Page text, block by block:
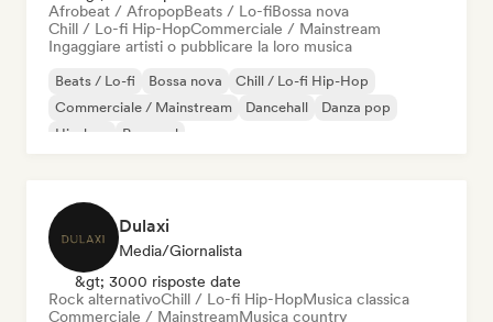
Afrobeat / AfropopBeats / Lo-fiBossa nova
Chill / Lo-fi Hip-HopCommerciale / Mainstream
Ingaggiare artisti o pubblicare la loro musica
Beats / Lo-fi Bossa nova
Chill / Lo-fi Hip-Hop
Commerciale / Mainstream
Dancehall
Danza pop
Hip-hop
Pop soul
Dulaxi
Media/Giornalista
&gt; 3000 risposte date
Rock alternativoChill / Lo-fi Hip-HopMusica classica
Commerciale / MainstreamMusica country